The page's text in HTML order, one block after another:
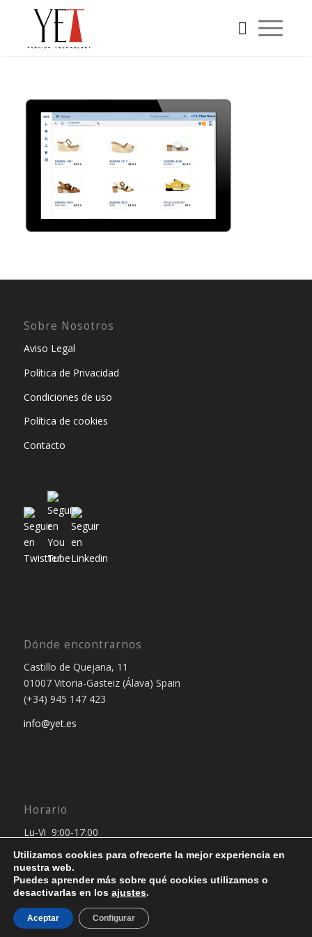
Sobre Nosotros
Aviso Legal
Política de Privacidad
Condiciones de uso
Política de cookies
Contacto
Dónde encontrarnos
Castillo de Quejana, 11
01007 Vitoria-Gasteiz (Álava) Spain
(+34) 945 147 423
info@yet.es
Horario
Lu-Vi 9:00-17:00
© Copyright 2024 - Yet Outsourcing Project
Utilizamos cookies para ofrecerte la mejor experiencia en
nuestra web.
Puedes aprender más sobre qué cookies utilizamos o
desactivarlas en los ajustes.
Aceptar Configurar